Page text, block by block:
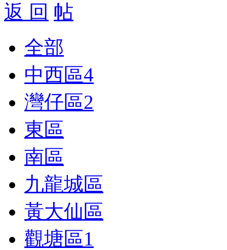
返 回
全部
中西區4
灣仔區2
東區
南區
九龍城區
黃大仙區
觀塘區1